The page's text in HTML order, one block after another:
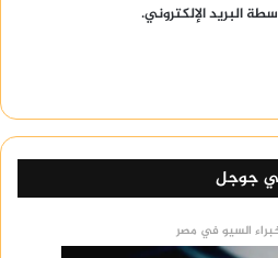
البريد الإلكتروني.
جوجل
السيو في مصر